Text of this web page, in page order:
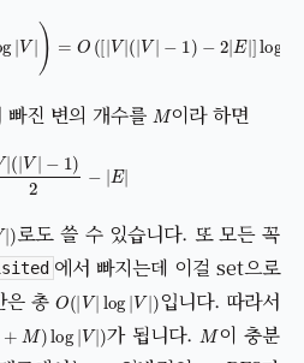
v
]log
빠진 변의 개수를 이라 하면
|(|V| )2
|) 로도 쓸 수 있습니다. 또 모든 꼭
에서 빠지는데 이걸 set으로
은 총O (|V|log |V|) 입니다. 따라서
M)log V|) 가 됩니다.M이 충분